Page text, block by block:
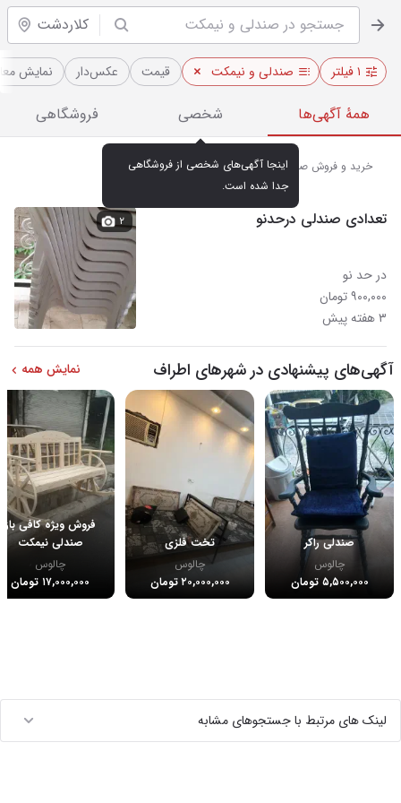
کلاردشت
۱ فیلتر صندلی و نیمکت قیمت عکس‌دار نمایش
همهٔ آگهی‌ها شخصی فروشگاهی
جدا شده است.
خرید و فروش صندلی و نیمکت در کلاردشت
تعدادی صندلی درحدنو
در حد نو
۹۰۰,۰۰۰ تومان
۳ هفته پیش
۲
آگهی‌های پیشنهادی در شهرهای اطراف نمایش همه
صندلی راکر
چالوس
۵,۵۰۰,۰۰۰ تومان
تخت فلزی
چالوس
۲۰,۰۰۰,۰۰۰ تومان
فروش ویژه کافی باز
صندلی نیمکت
چالوس
۱۷,۰۰۰,۰۰۰ تومان
لینک های مرتبط با جستجوهای مشابه